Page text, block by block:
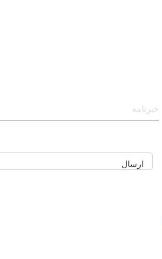
خبرنامه
ارسال